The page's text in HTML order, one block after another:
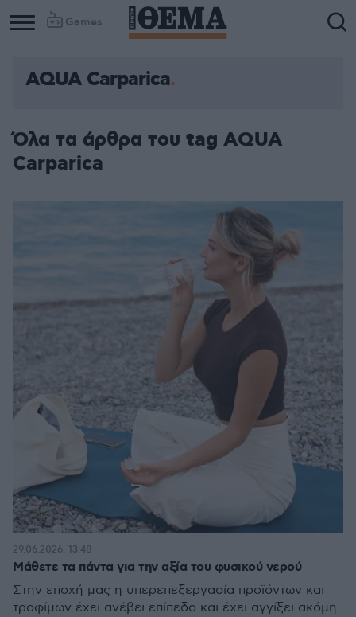
Games
AQUA Carparica
Όλα τα άρθρα του tag AQUA
Carparica
Μάθετε τα πάντα για την αξία του φυσικού νερού
Στην εποχή μας η υπερεπεξεργασία προϊόντων και
τροφίμων έχει ανέβει επίπεδο και έχει αγγίξει ακόμη
29.06.2026, 13:48